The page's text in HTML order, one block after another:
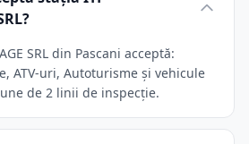
SRL din Pascani acceptă:
ATV-uri, Autoturisme și vehicule
de 2 linii de inspecție.